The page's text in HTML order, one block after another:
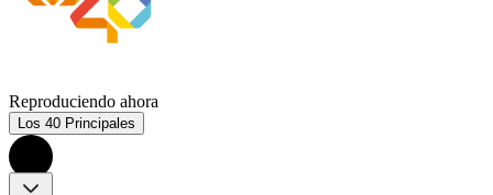
Reproduciendo ahora
Los 40 Principales